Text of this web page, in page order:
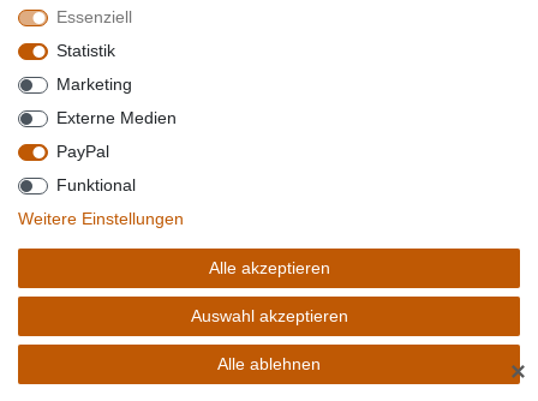
Essenziell
Statistik
Marketing
Externe Medien
PayPal
Funktional
Weitere Einstellungen
Alle akzeptieren
Auswahl akzeptieren
Alle ablehnen ✕